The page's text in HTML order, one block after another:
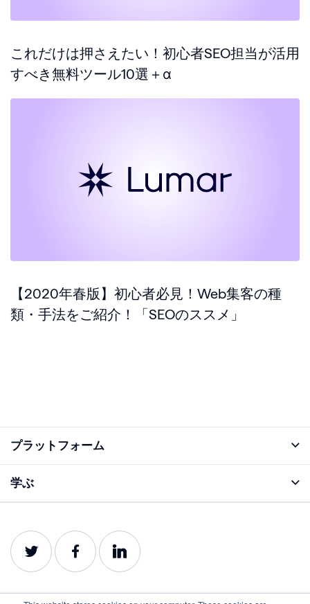
これだけは押さえたい！初心者SEO担当が活用
すべき無料ツール10選＋α
【2020年春版】初心者必見！Web集客の種
類・手法をご紹介！「SEOのススメ」
プラットフォーム
学ぶ
プロダクトガイド